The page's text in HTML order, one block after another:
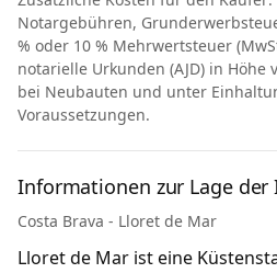
Notargebühren,
% oder 10 % Mehrwertsteuer
notarielle Urkunden (AJD) in Höhe
bei Neubauten und unter
Voraussetzungen.
Informationen zur Lage
Costa Brava - Lloret de Mar
Lloret de Mar ist eine